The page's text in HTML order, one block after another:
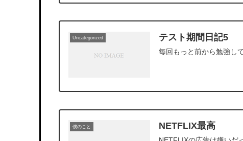
Uncategorized テスト期間日記5
毎回もっと前から勉強し
僕のこと NETFLIX最高